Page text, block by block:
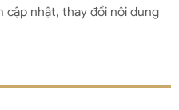
cập nhật, thay đổi nội dung